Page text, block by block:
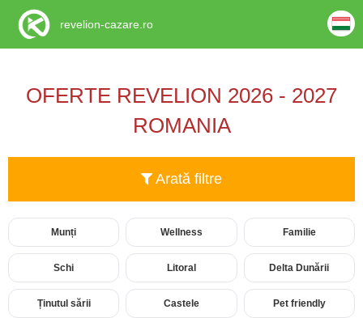
OFERTE REVELION 2026 - 2027
ROMANIA
Arată filtre
Munți Wellness Familie
Schi Litoral Delta Dunării
Ținutul sării Castele Pet friendly
revelion-cazare.ro